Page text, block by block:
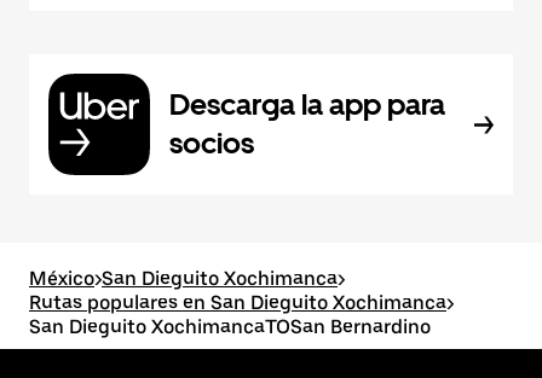
Descarga la app para
socios
México>San Dieguito Xochimanca>
Rutas populares en San Dieguito Xochimanca>
San Dieguito XochimancaTOSan Bernardino